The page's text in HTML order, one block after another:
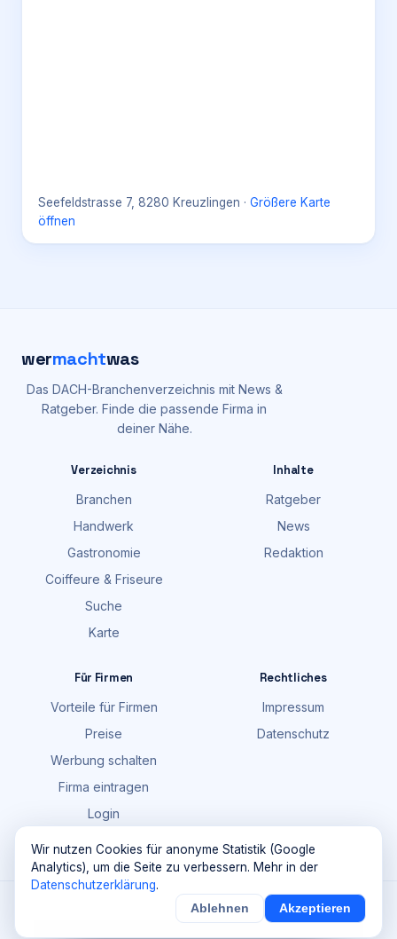
Seefeldstrasse 7, 8280 Kreuzlingen · Größere Karte
öffnen
wermachtwas
Das DACH-Branchenverzeichnis mit News &
Ratgeber. Finde die passende Firma in
deiner Nähe.
Verzeichnis
Branchen
Handwerk
Gastronomie
Coiffeure & Friseure
Suche
Karte
Inhalte
Ratgeber
News
Redaktion
Für Firmen
Vorteile für Firmen
Preise
Werbung schalten
Firma eintragen
Login
Rechtliches
Impressum
Datenschutz
Maik Möhring Media · Ermatingen
Firmendaten teils © OpenStreetMap-Mitwirkende (ODbL)
Details Sichern ×
Wir nutzen Cookies für anonyme Statistik (Google
Analytics), um die Seite zu verbessern. Mehr in der
Datenschutzerklärung.
Ablehnen Akzeptieren